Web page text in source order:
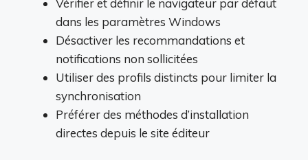
Vérifier et définir le navigateur par défaut
dans les paramètres Windows
Désactiver les recommandations et
notifications non sollicitées
Utiliser des profils distincts pour limiter la
synchronisation
Préférer des méthodes d’installation
directes depuis le site éditeur